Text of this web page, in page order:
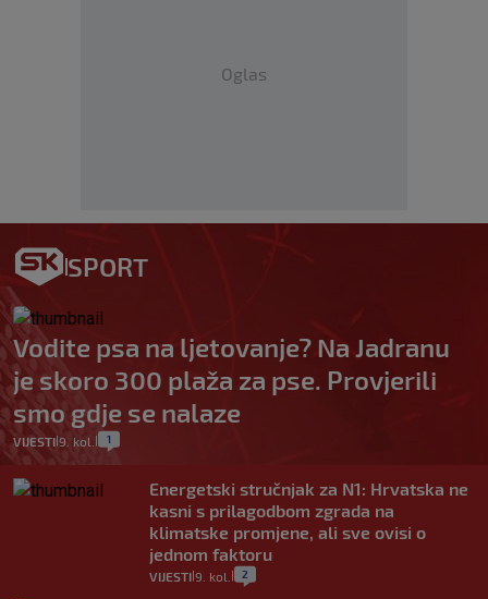
Oglas
SPORT
Vodite psa na ljetovanje? Na Jadranu
je skoro 300 plaža za pse. Provjerili
smo gdje se nalaze
VIJESTI 9. kol. 1
Energetski stručnjak za N1: Hrvatska ne
kasni s prilagodbom zgrada na
klimatske promjene, ali sve ovisi o
jednom faktoru
VIJESTI 9. kol. 2